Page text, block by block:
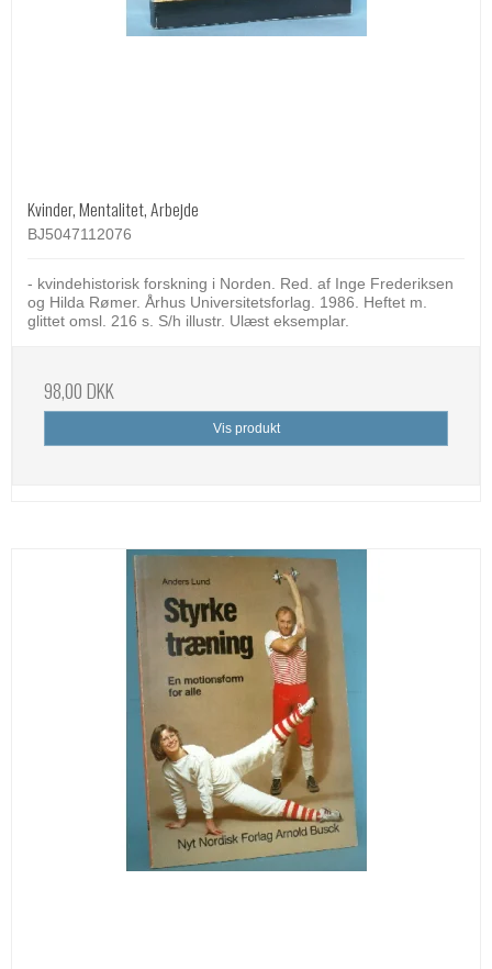
Kvinder, Mentalitet, Arbejde
BJ5047112076
- kvindehistorisk forskning i Norden. Red. af Inge Frederiksen
og Hilda Rømer. Århus Universitetsforlag. 1986. Heftet m.
glittet omsl. 216 s. S/h illustr. Ulæst eksemplar.
98,00 DKK
Vis produkt